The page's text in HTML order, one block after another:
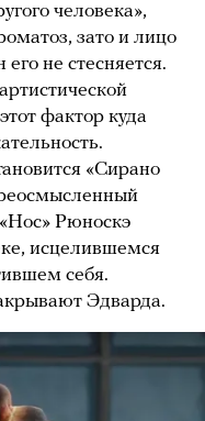
человека»,
зато и лицо
не стесняется.
фактор куда
«Сирано
Рюноскэ
исцелившемся
себя.
Эдварда.